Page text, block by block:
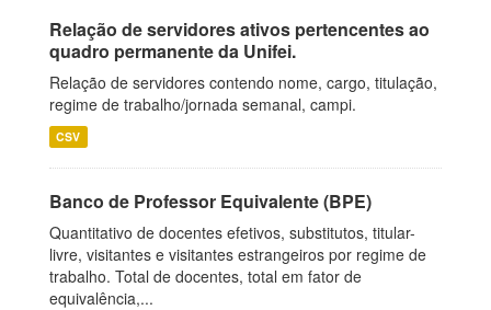
Relação de servidores ativos pertencentes ao
quadro permanente da Unifei.
Relação de servidores contendo nome, cargo, titulação,
regime de trabalho/jornada semanal, campi.
CSV
Banco de Professor Equivalente (BPE)
Quantitativo de docentes efetivos, substitutos, titular-
livre, visitantes e visitantes estrangeiros por regime de
trabalho. Total de docentes, total em fator de
equivalência,...